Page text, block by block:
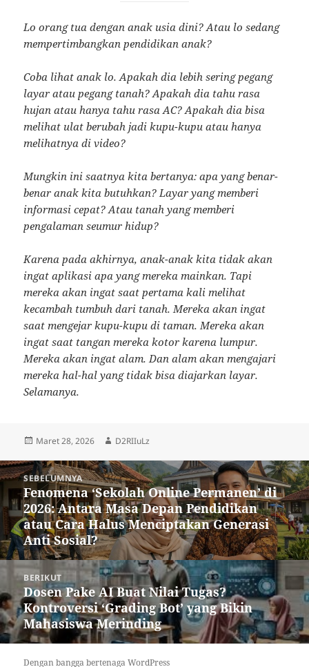
Lo orang tua dengan anak usia dini? Atau lo sedang
mempertimbangkan pendidikan anak?
Coba lihat anak lo. Apakah dia lebih sering pegang
layar atau pegang tanah? Apakah dia tahu rasa
hujan atau hanya tahu rasa AC? Apakah dia bisa
melihat ulat berubah jadi kupu-kupu atau hanya
melihatnya di video?
Mungkin ini saatnya kita bertanya: apa yang benar-
benar anak kita butuhkan? Layar yang memberi
informasi cepat? Atau tanah yang memberi
pengalaman seumur hidup?
Karena pada akhirnya, anak-anak kita tidak akan
ingat aplikasi apa yang mereka mainkan. Tapi
mereka akan ingat saat pertama kali melihat
kecambah tumbuh dari tanah. Mereka akan ingat
saat mengejar kupu-kupu di taman. Mereka akan
ingat saat tangan mereka kotor karena lumpur.
Mereka akan ingat alam. Dan alam akan mengajari
mereka hal-hal yang tidak bisa diajarkan layar.
Selamanya.
Diposkan
Maret 28, 2026 Penulis
D2RIIuLz
Navigasi
pos
SEBELUMNYA
Pos
sebelumnya:
Fenomena ‘Sekolah Online Permanen’ di
2026: Antara Masa Depan Pendidikan
atau Cara Halus Menciptakan Generasi
Anti Sosial?
BERIKUT
Pos
berikutnya:
Dosen Pake AI Buat Nilai Tugas?
Kontroversi ‘Grading Bot’ yang Bikin
Mahasiswa Merinding
Dengan bangga bertenaga WordPress